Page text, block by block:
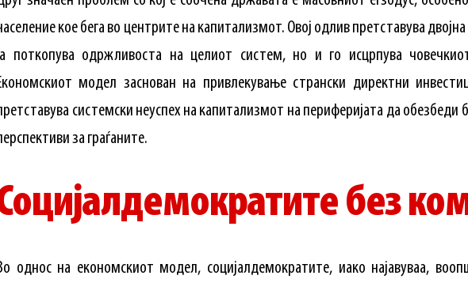
кое бега во центрите на капитализмот. Овој одлив претставува
поткопува одржливоста на целиот систем, но и го исцрпува
модел заснован на привлекување странски директни
системски неуспех на капитализмот на периферијата да
за граѓаните.
без
однос на економскиот модел, социјалдемократите, иако најавуваа,